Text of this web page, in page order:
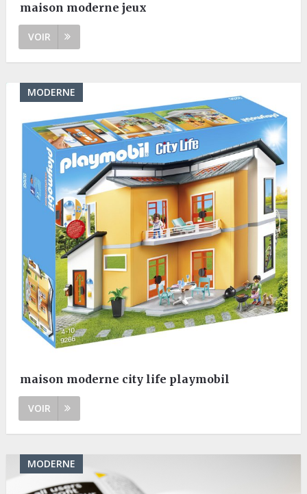
maison moderne jeux
VOIR
MODERNE
maison moderne city life playmobil
VOIR
MODERNE